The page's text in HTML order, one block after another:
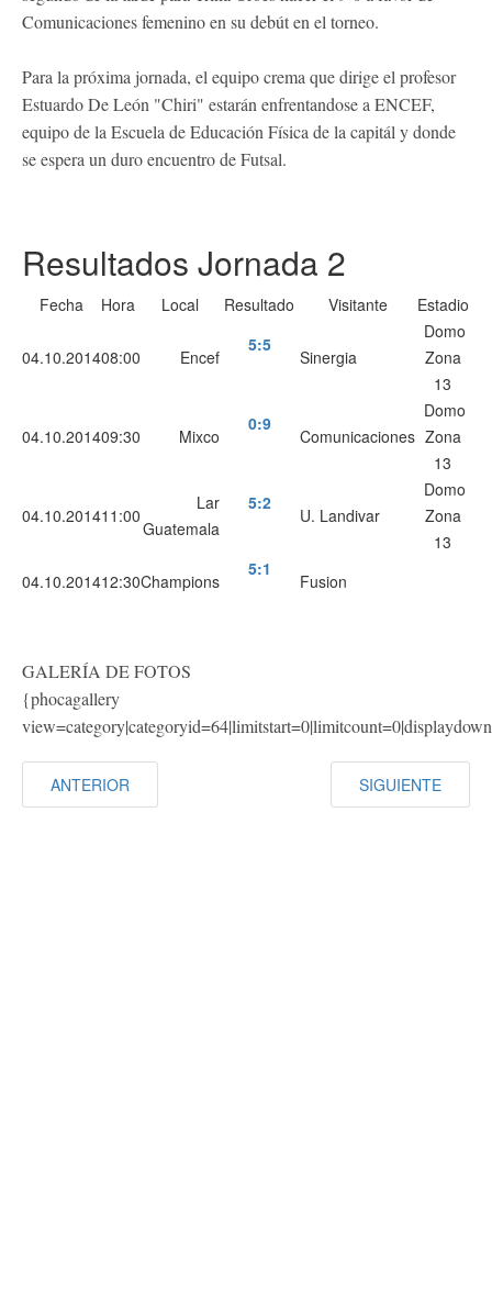
Comunicaciones femenino en su debút en el torneo.
Para la próxima jornada, el equipo crema que dirige el profesor
Estuardo De León "Chiri" estarán enfrentandose a ENCEF,
equipo de la Escuela de Educación Física de la capitál y donde
se espera un duro encuentro de Futsal.
Resultados Jornada 2
Fecha Hora Local Resultado Visitante Estadio
04.10.201408:00 Encef
5:5
Sinergia
Domo
Zona
13
04.10.201409:30 Mixco
0:9
Comunicaciones
Domo
Zona
13
04.10.201411:00
Lar
Guatemala
5:2
U. Landivar
Domo
Zona
13
04.10.201412:30Champions
5:1
Fusion
GALERÍA DE FOTOS
{phocagallery
ANTERIOR SIGUIENTE